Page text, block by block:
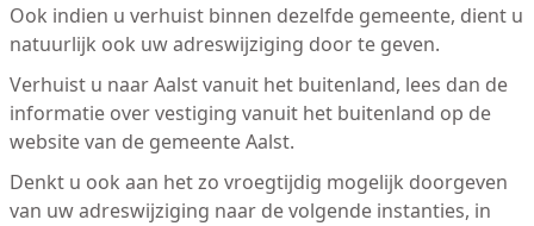
Ook indien u verhuist binnen dezelfde gemeente, dient u
natuurlijk ook uw adreswijziging door te geven.
Verhuist u naar Aalst vanuit het buitenland, lees dan de
informatie over vestiging vanuit het buitenland op de
website van de gemeente Aalst.
Denkt u ook aan het zo vroegtijdig mogelijk doorgeven
van uw adreswijziging naar de volgende instanties, in